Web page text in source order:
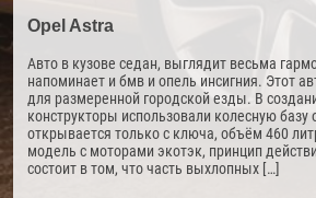
Opel Astra
Авто в кузове седан, выглядит весьма
напоминает и бмв и опель инсигния. Этот
для размеренной городской езды. В
конструкторы использовали колесную базу
открывается только с ключа, объём 460
модель с моторами экотэк, принцип
состоит в том, что часть выхлопных […]